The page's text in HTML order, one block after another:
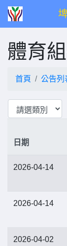
體育
首頁 公告列
日期
2026-04-14
2026-04-14
2026-04-02